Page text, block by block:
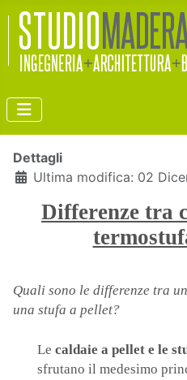
Dettagli
Ultima modifica: 02
Differenze tra
Quali sono le differenze tra
una stufa a pellet?
Le caldaie a pellet e le
sfrutano il medesimo